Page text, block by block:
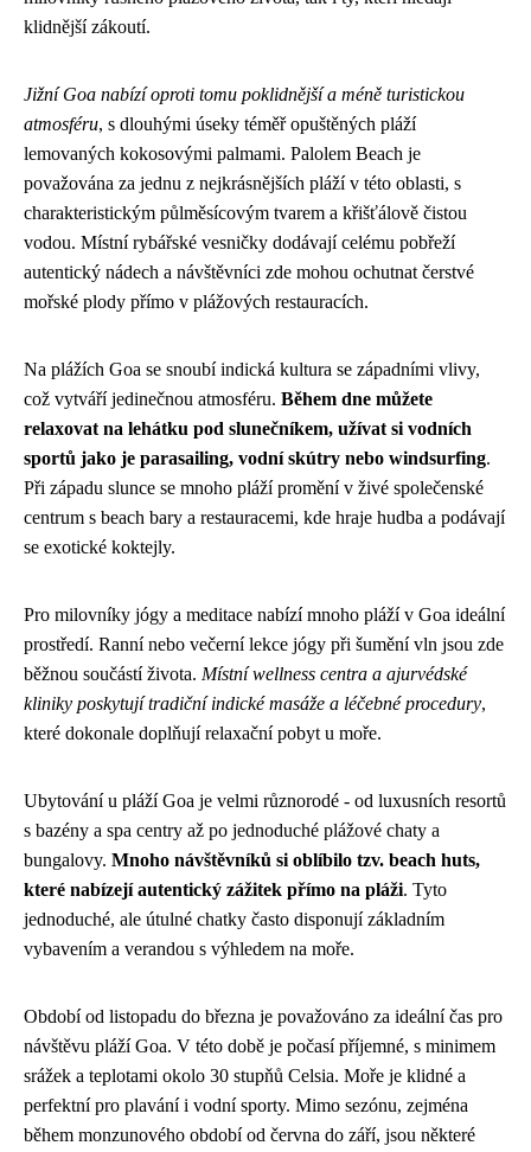
klidnější zákoutí.
Jižní Goa nabízí oproti tomu poklidnější a méně turistickou
atmosféru, s dlouhými úseky téměř opuštěných pláží
lemovaných kokosovými palmami. Palolem Beach je
považována za jednu z nejkrásnějších pláží v této oblasti, s
charakteristickým půlměsícovým tvarem a křišťálově čistou
vodou. Místní rybářské vesničky dodávají celému pobřeží
autentický nádech a návštěvníci zde mohou ochutnat čerstvé
mořské plody přímo v plážových restauracích.
Na plážích Goa se snoubí indická kultura se západními vlivy,
což vytváří jedinečnou atmosféru. Během dne můžete
relaxovat na lehátku pod slunečníkem, užívat si vodních
sportů jako je parasailing, vodní skútry nebo windsurfing.
Při západu slunce se mnoho pláží promění v živé společenské
centrum s beach bary a restauracemi, kde hraje hudba a podávají
se exotické koktejly.
Pro milovníky jógy a meditace nabízí mnoho pláží v Goa ideální
prostředí. Ranní nebo večerní lekce jógy při šumění vln jsou zde
běžnou součástí života. Místní wellness centra a ajurvédské
kliniky poskytují tradiční indické masáže a léčebné procedury,
které dokonale doplňují relaxační pobyt u moře.
Ubytování u pláží Goa je velmi různorodé - od luxusních resortů
s bazény a spa centry až po jednoduché plážové chaty a
bungalovy. Mnoho návštěvníků si oblíbilo tzv. beach huts,
které nabízejí autentický zážitek přímo na pláži. Tyto
jednoduché, ale útulné chatky často disponují základním
vybavením a verandou s výhledem na moře.
Období od listopadu do března je považováno za ideální čas pro
návštěvu pláží Goa. V této době je počasí příjemné, s minimem
srážek a teplotami okolo 30 stupňů Celsia. Moře je klidné a
perfektní pro plavání i vodní sporty. Mimo sezónu, zejména
během monzunového období od června do září, jsou některé